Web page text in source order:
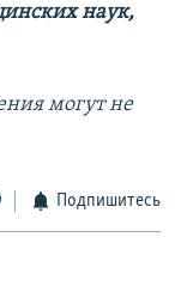
наук,
могут не
Подпишитесь